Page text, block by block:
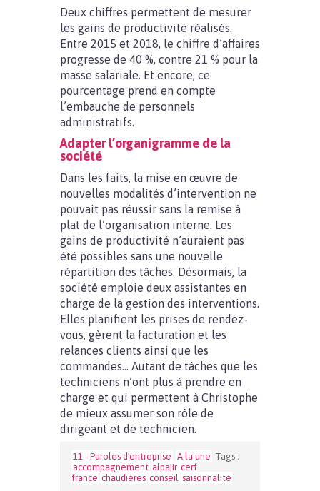
Deux chiffres permettent de mesurer
les gains de productivité réalisés.
Entre 2015 et 2018, le chiffre d’affaires
progresse de 40 %, contre 21 % pour la
masse salariale. Et encore, ce
pourcentage prend en compte
l’embauche de personnels
administratifs.
Adapter l’organigramme de la
société
Dans les faits, la mise en œuvre de
nouvelles modalités d’intervention ne
pouvait pas réussir sans la remise à
plat de l’organisation interne. Les
gains de productivité n’auraient pas
été possibles sans une nouvelle
répartition des tâches. Désormais, la
société emploie deux assistantes en
charge de la gestion des interventions.
Elles planifient les prises de rendez-
vous, gèrent la facturation et les
relances clients ainsi que les
commandes… Autant de tâches que les
techniciens n’ont plus à prendre en
charge et qui permettent à Christophe
de mieux assumer son rôle de
dirigeant et de technicien.
11 - Paroles d'entreprise A la une Tags :
accompagnement alpajir cerf
france chaudières conseil saisonnalité